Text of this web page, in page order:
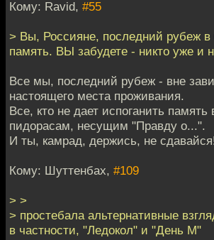
Кому: Ravid, #55
> Вы, Россияне, последний рубеж в
память. ВЫ забудете - никто уже и
Все мы, последний рубеж - вне
настоящего места проживания.
Все, кто не дает испоганить память
пидорасам, несущим "Правду о...".
И ты, камрад, держись, не
Кому: Шуттенбах, #109
> >
> простебала альтернативные
в частности, "Ледокол" и "День М"